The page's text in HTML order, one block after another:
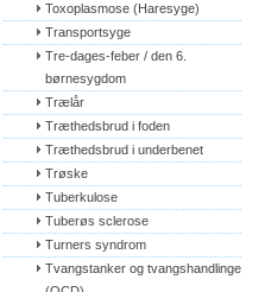
Toxoplasmose (Haresyge)
Transportsyge
Tre-dages-feber / den 6.
børnesygdom
Trælår
Træthedsbrud i foden
Træthedsbrud i underbenet
Trøske
Tuberkulose
Tuberøs sclerose
Turners syndrom
Tvangstanker og tvangshandlinger